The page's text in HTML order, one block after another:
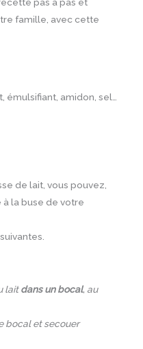
famille, avec cette
émulsifiant, amidon, sel…
de lait, vous pouvez,
la buse de votre
laitdans un bocal, au
bocal et secouer